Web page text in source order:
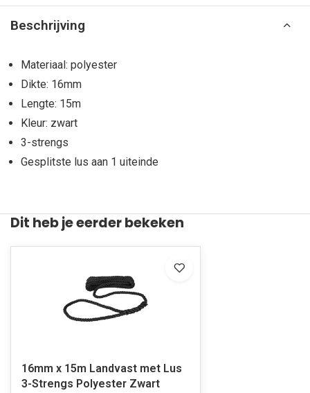
Beschrijving
Materiaal: polyester
Dikte: 16mm
Lengte: 15m
Kleur: zwart
3-strengs
Gesplitste lus aan 1 uiteinde
Dit heb je eerder bekeken
16mm x 15m Landvast met Lus
3-Strengs Polyester Zwart